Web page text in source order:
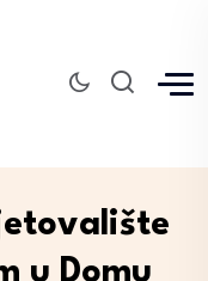
u Domu